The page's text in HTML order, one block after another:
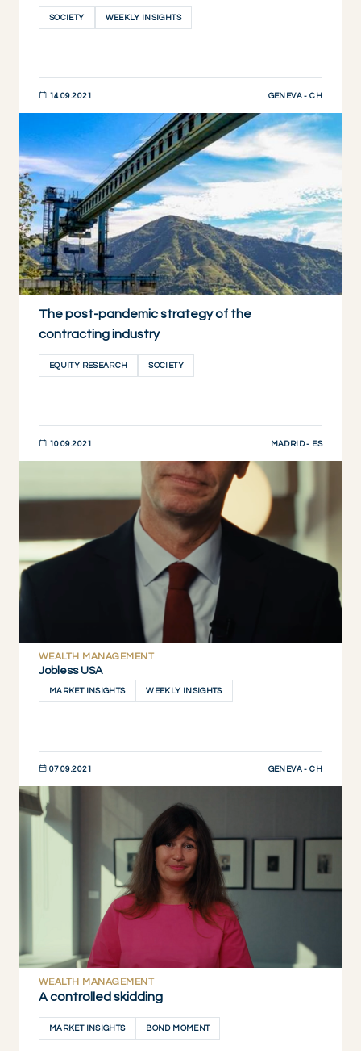
SOCIETY WEEKLY INSIGHTS
14.09.2021 GENEVA - CH
DESCUBRIR AHORA
The post-pandemic strategy of the
contracting industry
EQUITY RESEARCH SOCIETY
10.09.2021 MADRID - ES
WEALTH MANAGEMENT
Jobless USA
MARKET INSIGHTS WEEKLY INSIGHTS
07.09.2021 GENEVA - CH
DESCUBRIR AHORA
WEALTH MANAGEMENT
A controlled skidding
MARKET INSIGHTS BOND MOMENT